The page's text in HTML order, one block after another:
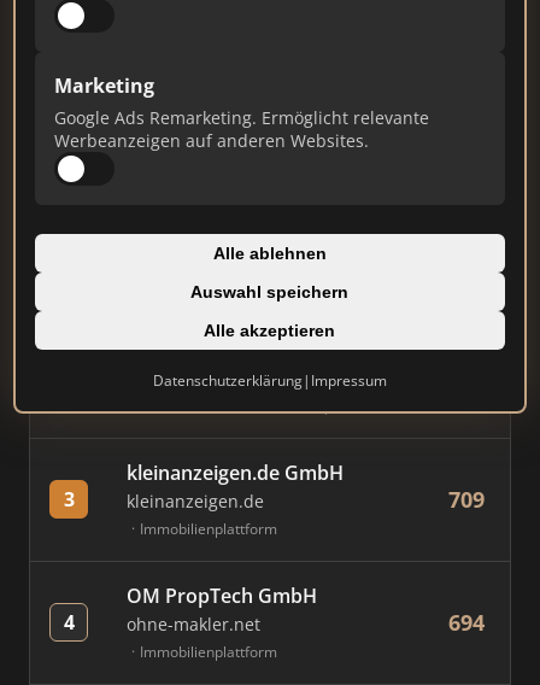
Marketing
Google Ads Remarketing. Ermöglicht relevante
Werbeanzeigen auf anderen Websites.
Alle ablehnen
Auswahl speichern
Alle akzeptieren
Datenschutzerklärung| Impressum
Stand: Juli 2026
#
Immobilien Scout GmbH
immobilienscout24.de
AVIV Germany GmbH
3
kleinanzeigen.de GmbH
kleinanzeigen.de
Immobilienplattform
709
4
OM PropTech GmbH
ohne-makler.net
Immobilienplattform
694